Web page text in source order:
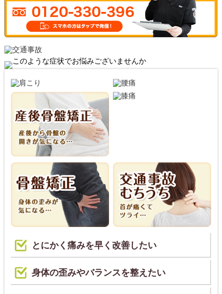
とにかく痛みを早く改善したい
身体の歪みやバランスを整えたい